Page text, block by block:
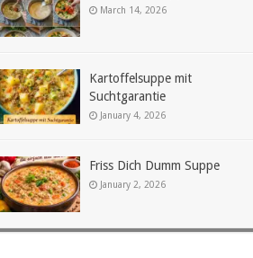
March 14, 2026
Kartoffelsuppe mit
Suchtgarantie
January 4, 2026
Friss Dich Dumm Suppe
January 2, 2026